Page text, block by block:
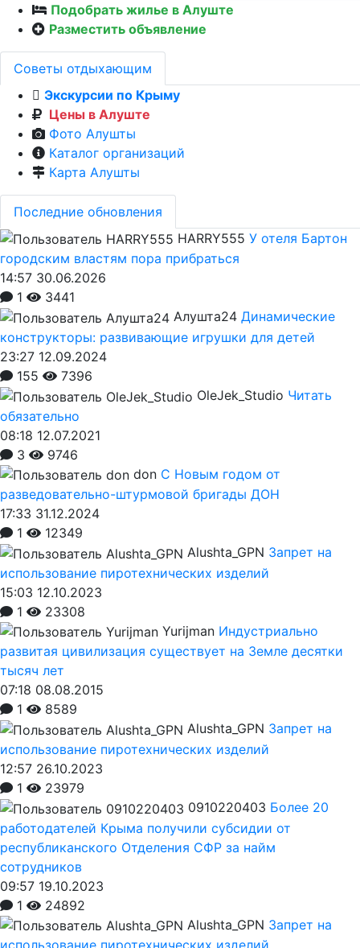
Подобрать жилье в Алуште
Разместить объявление
Советы отдыхающим
Экскурсии по Крыму
Цены в Алуште
Фото Алушты
Каталог организаций
Карта Алушты
Последние обновления
HARRY555 У отеля Бартон
городским властям пора прибраться
14:57 30.06.2026
1
3441
Алушта24 Динамические
конструкторы: развивающие игрушки для детей
23:27 12.09.2024
155
7396
OleJek_Studio Читать
обязательно
08:18 12.07.2021
3
9746
don С Новым годом от
разведовательно-штурмовой бригады ДОН
17:33 31.12.2024
1
12349
Alushta_GPN Запрет на
использование пиротехнических изделий
15:03 12.10.2023
1
23308
Yurijman Индустриально
развитая цивилизация существует на Земле десятки
тысяч лет
07:18 08.08.2015
1
8589
Alushta_GPN Запрет на
использование пиротехнических изделий
12:57 26.10.2023
1
23979
0910220403 Более 20
работодателей Крыма получили субсидии от
республиканского Отделения СФР за найм
сотрудников
09:57 19.10.2023
1
24892
Alushta_GPN Запрет на